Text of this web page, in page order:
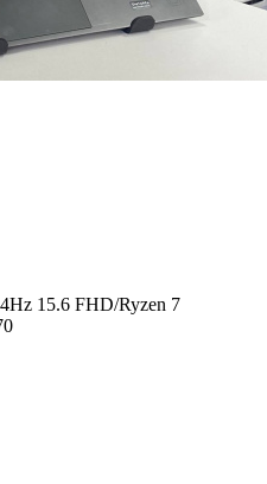
15.6 FHD/Ryzen 7